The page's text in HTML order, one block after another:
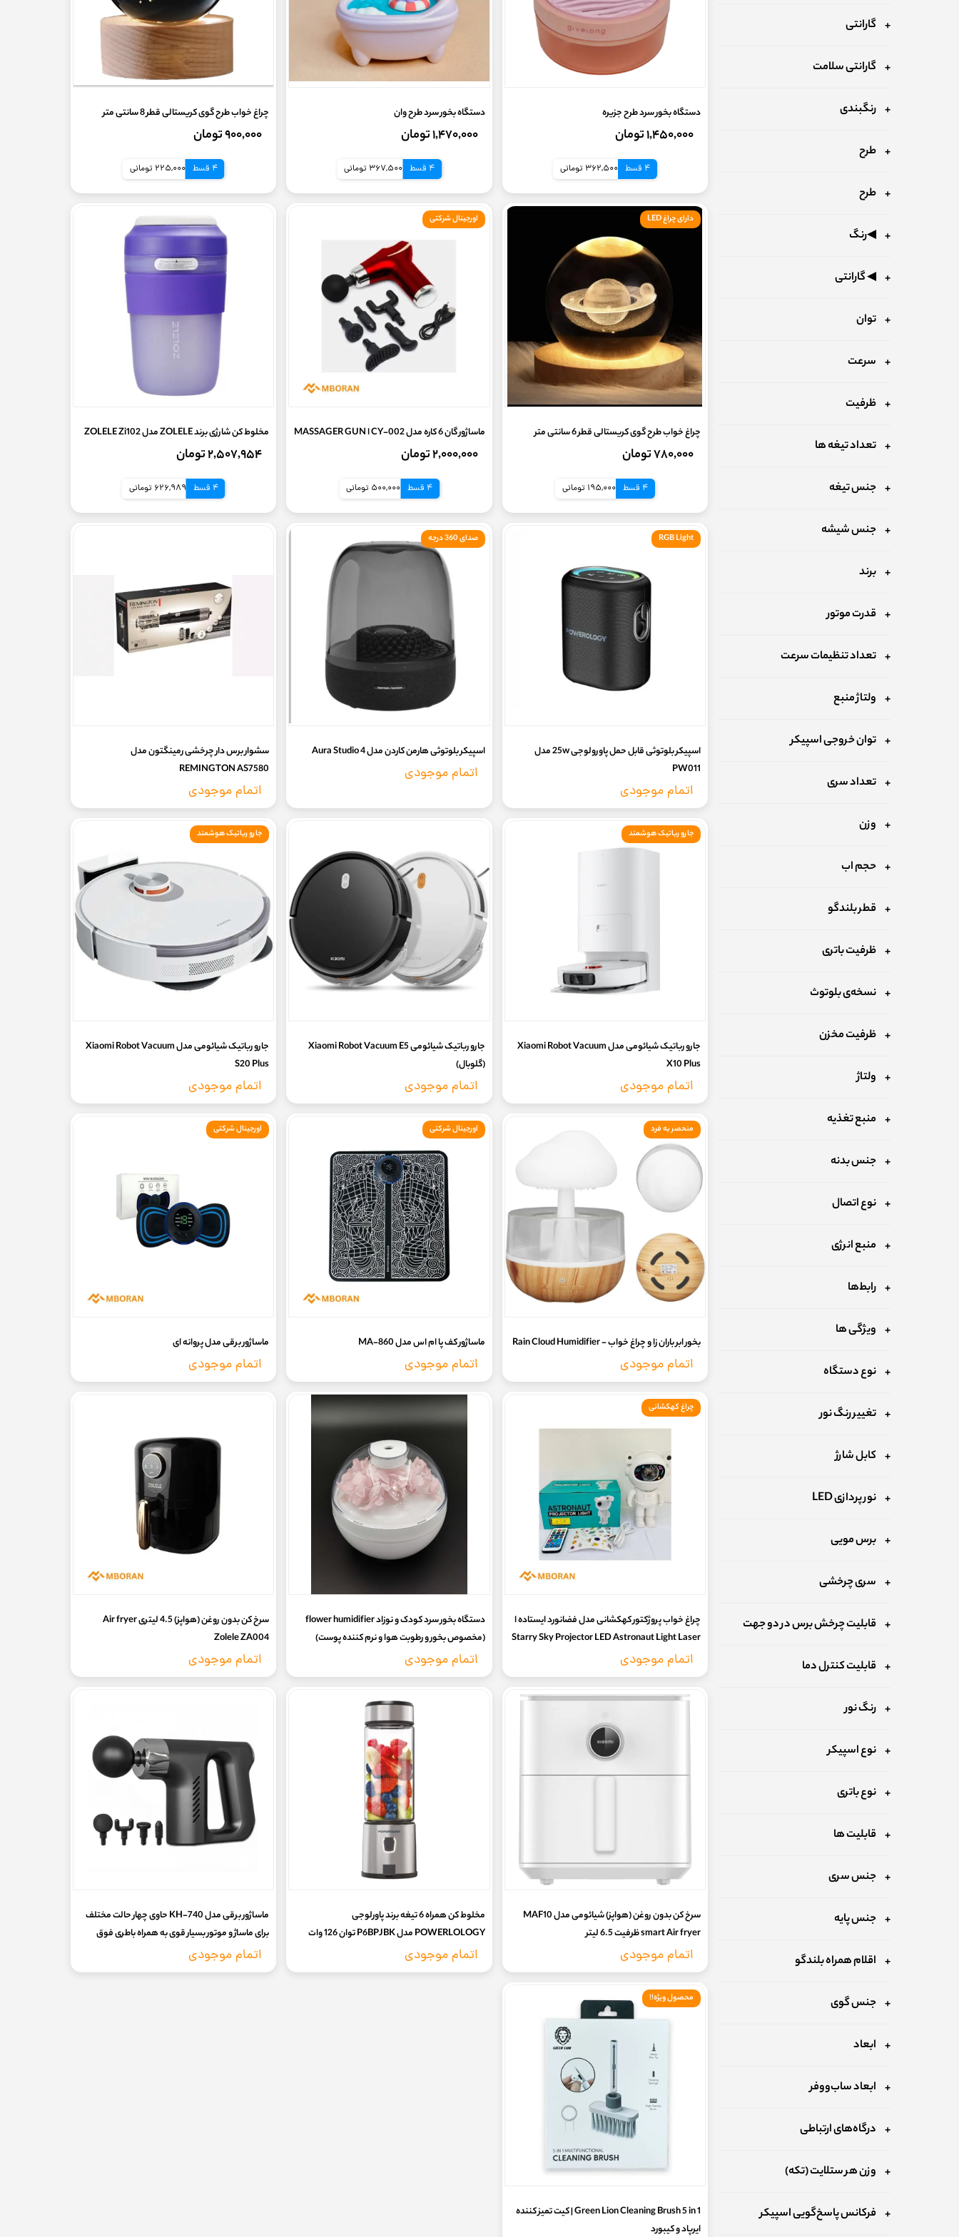
گارانتی
گارانتی سلامت
رنگبندی
طرح
طرح
◀رنگ
◀ گارانتی
توان
سرعت
ظرفیت
تعداد تیغه ها
جنس تیغه
جنس شیشه
برند
قدرت موتور
تعداد تنظیمات سرعت
ولتاژ منبع
توان خروجی اسپیکر
تعداد سری
وزن
حجم اب
قطر بلندگو
ظرفیت باتری
نسخه‌ی بلوتوث
ظرفیت مخزن
ولتاژ
منبع تغذیه
جنس بدنه
نوع اتصال
منبع انرژی
رابط‌ها
ویژگی ها
نوع دستگاه
تغییر رنگ نور
کابل شارژ
نور پردازی LED
برس مویی
سری چرخشی
قابلیت چرخش برس در دو جهت
قابلیت کنترل دما
رنگ نور
نوع اسپیکر
نوع باتری
قابلیت ها
جنس سری
جنس پایه
اقلام همراه بلندگو
جنس گوی
ابعاد
ابعاد ساب‌ووفر
درگاه‌های ارتباطی
وزن هر ستلایت (تکه)
فرکانس پاسخ‌گویی اسپیکر
دستگاه بخور سرد طرح جزیره
۱,۴۵۰,۰۰۰ تومان
4 قسط 362,500 تومانی
دستگاه بخور سرد طرح وان
۱,۴۷۰,۰۰۰ تومان
4 قسط 367,500 تومانی
چراغ خواب طرح گوی کریستالی قطر 8 سانتی متر
۹۰۰,۰۰۰ تومان
4 قسط 225,000 تومانی
چراغ خواب طرح گوی کریستالی قطر 6 سانتی متر
۷۸۰,۰۰۰ تومان
4 قسط 195,000 تومانی
دارای چراغ LED
ماساژور گان 6 کاره مدل CY-002 ا MASSAGER GUN
۲,۰۰۰,۰۰۰ تومان
4 قسط 500,000 تومانی
اورجینال شرکتی
مخلوط کن شارژی برند ZOLELE مدل ZOLELE Zi102
۲,۵۰۷,۹۵۴ تومان
4 قسط 626,989 تومانی
اسپیکر بلوتوثی قابل حمل پاورولوجی 25w مدل
PW011
اتمام موجودی
RGB Light
اسپیکر بلوتوثی هارمن کاردن مدل Aura Studio 4
اتمام موجودی
صدای 360 درجه
سشوار برس دار چرخشی رمینگتون مدل
REMINGTON AS7580
اتمام موجودی
جارو رباتیک شیائومی مدل Xiaomi Robot Vacuum
X10 Plus
اتمام موجودی
جارو رباتیک هوشمند
جارو رباتیک شیائومی Xiaomi Robot Vacuum E5
(گلوبال)
اتمام موجودی
جارو رباتیک شیائومی مدل Xiaomi Robot Vacuum
S20 Plus
اتمام موجودی
جارو رباتیک هوشمند
بخور ابر باران زا و چراغ خواب - Rain Cloud Humidifier
اتمام موجودی
منحصر به فرد
ماساژور کف پا ام اس مدل MA-860
اتمام موجودی
اورجینال شرکتی
ماساژور برقی مدل پروانه ای
اتمام موجودی
اورجینال شرکتی
چراغ خواب پروژکتور کهکشانی مدل فضانورد ایستاده ا
Starry Sky Projector LED Astronaut Light Laser
اتمام موجودی
چراغ کهکشانی
دستگاه بخور سرد کودک و نوزاد flower humidifier
(مخصوص بخور و رطوبت هوا و نرم کننده پوست)
اتمام موجودی
سرخ کن بدون روغن (هواپز) 4.5 لیتری Air fryer
Zolele ZA004
اتمام موجودی
سرخ کن بدون روغن (هواپز) شیائومی مدل MAF10
smart Air fryer ظرفیت 6.5 لیتر
اتمام موجودی
مخلوط کن همراه 6 تیغه برند پاورلوجی
POWERLOLOGY مدل P6BPJBK توان 126 وات
اتمام موجودی
ماساژور برقی مدل KH-740 حاوی چهار حالت مختلف
برای ماساژ و موتور بسیار قوی به همراه باطری فوق
العاده (گارانتی سلامت 7 روزه) | KH740
اتمام موجودی
Green Lion Cleaning Brush 5 in 1 | کیت تمیز کننده
ایرپاد و کیبورد
محصول ویژه!!